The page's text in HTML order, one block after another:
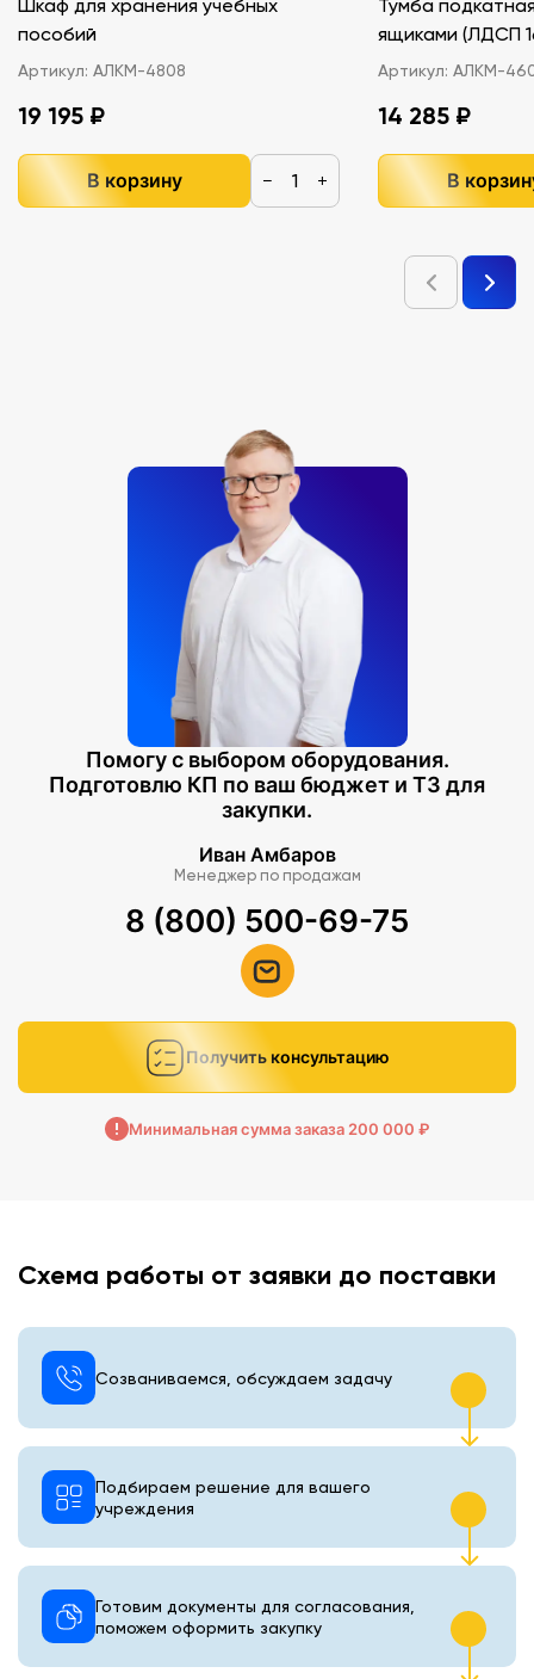
Шкаф для хранения учебных
пособий
Артикул: АЛКМ-4808
19 195 ₽
В корзину − +
Тумба
ящиками
Артикул: АЛКМ-
14 285 ₽
В
Помогу с выбором оборудования.
Подготовлю КП по ваш бюджет и ТЗ для
закупки.
Иван Амбаров
Менеджер по продажам
8 (800) 500-69-75
Получить консультацию
Минимальная сумма заказа 200 000 ₽
Схема работы от заявки до поставки
Созваниваемся, обсуждаем задачу
Подбираем решение для вашего
учреждения
Готовим документы для согласования,
поможем оформить закупку